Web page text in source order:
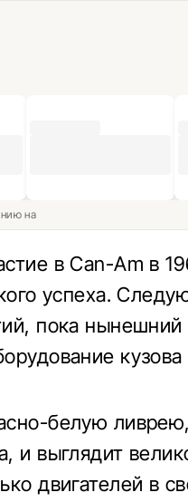
на
в Can-Am в
успеха.
пока
белую
и выглядит
двигателей в